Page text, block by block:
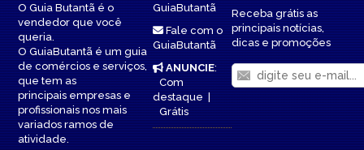
O Guia Butantã é o
vendedor que você
queria.
O GuiaButantã é um guia
de comércios e serviços,
que tem as
principais empresas e
profissionais nos mais
variados ramos de
atividade.
GuiaButantã
Fale com o
GuiaButantã
ANUNCIE:
Com
destaque|
Grátis
Receba grátis as
principais notícias,
dicas e promoções